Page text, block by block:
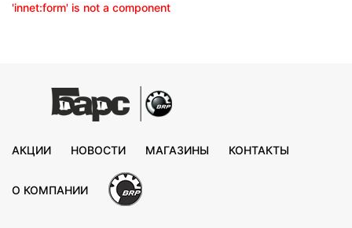
'innet:form' is not a component
АКЦИИ НОВОСТИ МАГАЗИНЫ КОНТАКТЫ
О КОМПАНИИ